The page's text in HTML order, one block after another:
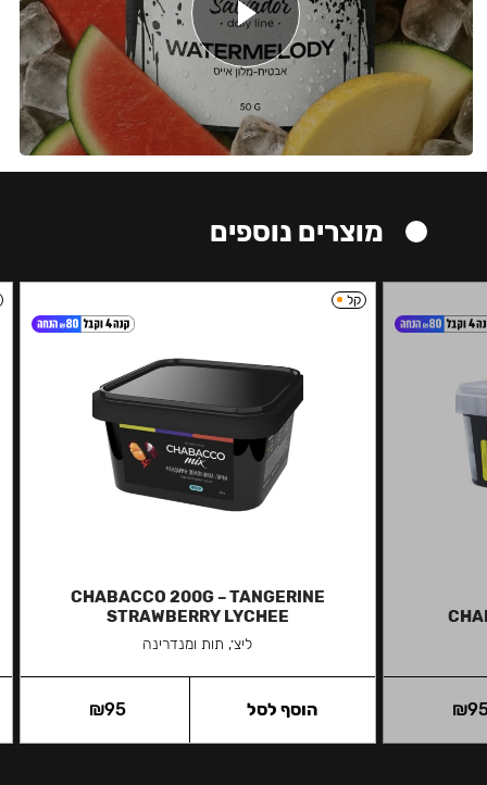
מוצרים נוספים
₪
קל
CHABACCO 200G – TANGERINE
STRAWBERRY LYCHEE
ליצ׳, תות ומנדרינה
₪95 הוסף לסל